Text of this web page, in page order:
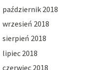
październik 2018
wrzesień 2018
sierpień 2018
lipiec 2018
czerwiec 2018